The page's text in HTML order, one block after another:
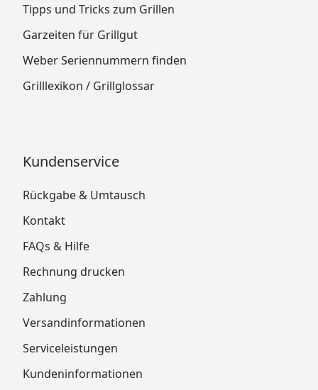
Tipps und Tricks zum Grillen
Garzeiten für Grillgut
Weber Seriennummern finden
Grilllexikon / Grillglossar
Kundenservice
Rückgabe & Umtausch
Kontakt
FAQs & Hilfe
Rechnung drucken
Zahlung
Versandinformationen
Serviceleistungen
Kundeninformationen